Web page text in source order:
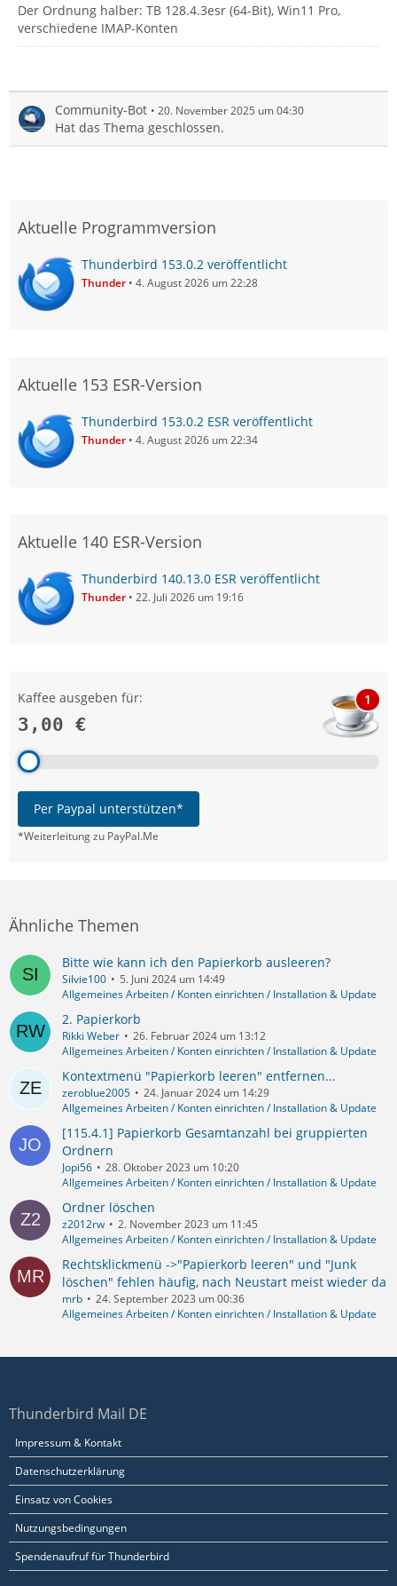
Der Ordnung halber: TB 128.4.3esr (64-Bit), Win11 Pro,
verschiedene IMAP-Konten
Community-Bot 20. November 2025 um 04:30
Hat das Thema geschlossen.
Aktuelle Programmversion
Thunderbird 153.0.2 veröffentlicht
Thunder 4. August 2026 um 22:28
Aktuelle 153 ESR-Version
Thunderbird 153.0.2 ESR veröffentlicht
Thunder 4. August 2026 um 22:34
Aktuelle 140 ESR-Version
Thunderbird 140.13.0 ESR veröffentlicht
Thunder 22. Juli 2026 um 19:16
Kaffee ausgeben für:
3,00 €
1
Per Paypal unterstützen*
*Weiterleitung zu PayPal.Me
Ähnliche Themen
Bitte wie kann ich den Papierkorb ausleeren?
Silvie100
5. Juni 2024 um 14:49
Allgemeines Arbeiten / Konten einrichten / Installation & Update
2. Papierkorb
Rikki Weber
26. Februar 2024 um 13:12
Allgemeines Arbeiten / Konten einrichten / Installation & Update
Kontextmenü "Papierkorb leeren" entfernen...
zeroblue2005
24. Januar 2024 um 14:29
Allgemeines Arbeiten / Konten einrichten / Installation & Update
[115.4.1] Papierkorb Gesamtanzahl bei gruppierten
Ordnern
Jopi56
28. Oktober 2023 um 10:20
Allgemeines Arbeiten / Konten einrichten / Installation & Update
Ordner löschen
z2012rw
2. November 2023 um 11:45
Allgemeines Arbeiten / Konten einrichten / Installation & Update
Rechtsklickmenü ->"Papierkorb leeren" und "Junk
löschen" fehlen häufig, nach Neustart meist wieder da
mrb
24. September 2023 um 00:36
Allgemeines Arbeiten / Konten einrichten / Installation & Update
Thunderbird Mail DE
Impressum & Kontakt
Datenschutzerklärung
Einsatz von Cookies
Nutzungsbedingungen
Spendenaufruf für Thunderbird